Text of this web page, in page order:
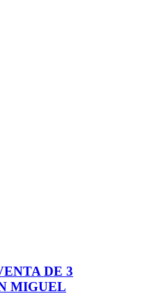
DE 3
MIGUEL